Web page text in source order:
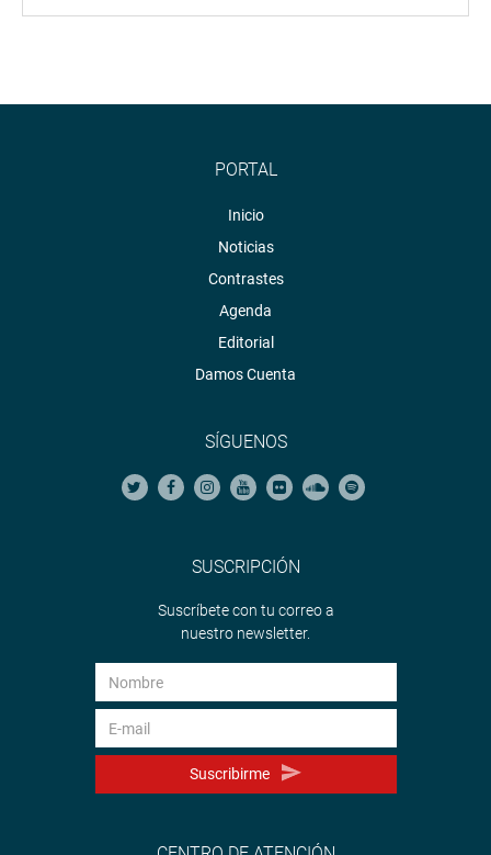
PORTAL
Inicio
Noticias
Contrastes
Agenda
Editorial
Damos Cuenta
SÍGUENOS
SUSCRIPCIÓN
Suscríbete con tu correo a
nuestro newsletter.
Suscribirme